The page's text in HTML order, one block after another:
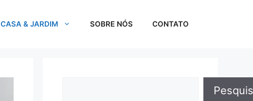
CASA & JARDIM SOBRE NÓS CONTATO